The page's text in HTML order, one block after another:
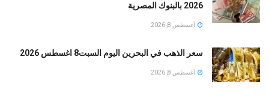
2026 بالبنوك المصرية
أغسطس 8, 2026
سعر الذهب في البحرين اليوم السبت8 اغسطس 2026
أغسطس 8, 2026